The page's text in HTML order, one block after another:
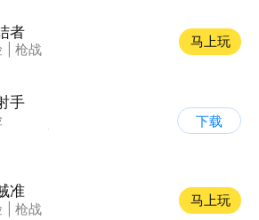
者
枪战
马上玩
手
射击
下载
准
枪战
马上玩